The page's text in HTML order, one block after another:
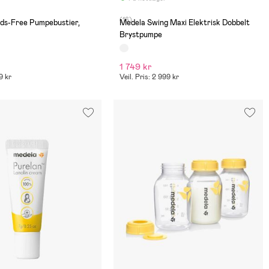
Free Pumpebustier,
kr
(16)
Medela Swing Maxi Elektrisk Dobbelt
Brystpumpe
1 749 kr
Veil. Pris: 2 999 kr